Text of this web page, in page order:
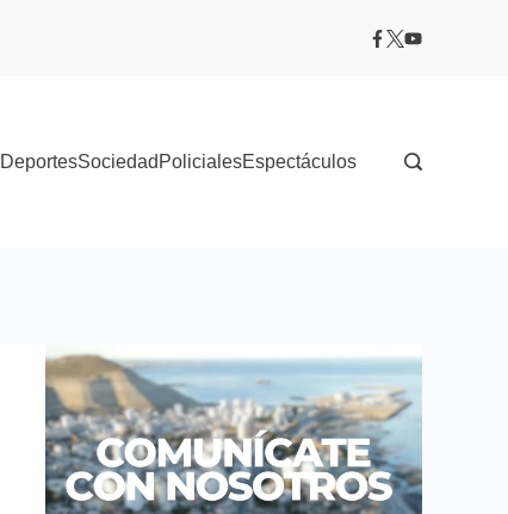
DeportesSociedad PolicialesEspectáculos